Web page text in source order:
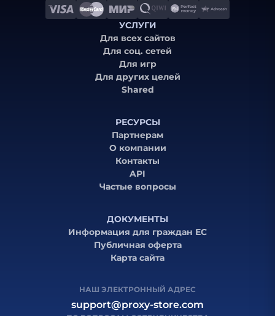
УСЛУГИ
Для всех сайтов
Для соц. сетей
Для игр
Для других целей
Shared
РЕСУРСЫ
Партнерам
О компании
Контакты
API
Частые вопросы
ДОКУМЕНТЫ
Информация для граждан ЕС
Публичная оферта
Карта сайта
НАШ ЭЛЕКТРОННЫЙ АДРЕС
support@proxy-store.com